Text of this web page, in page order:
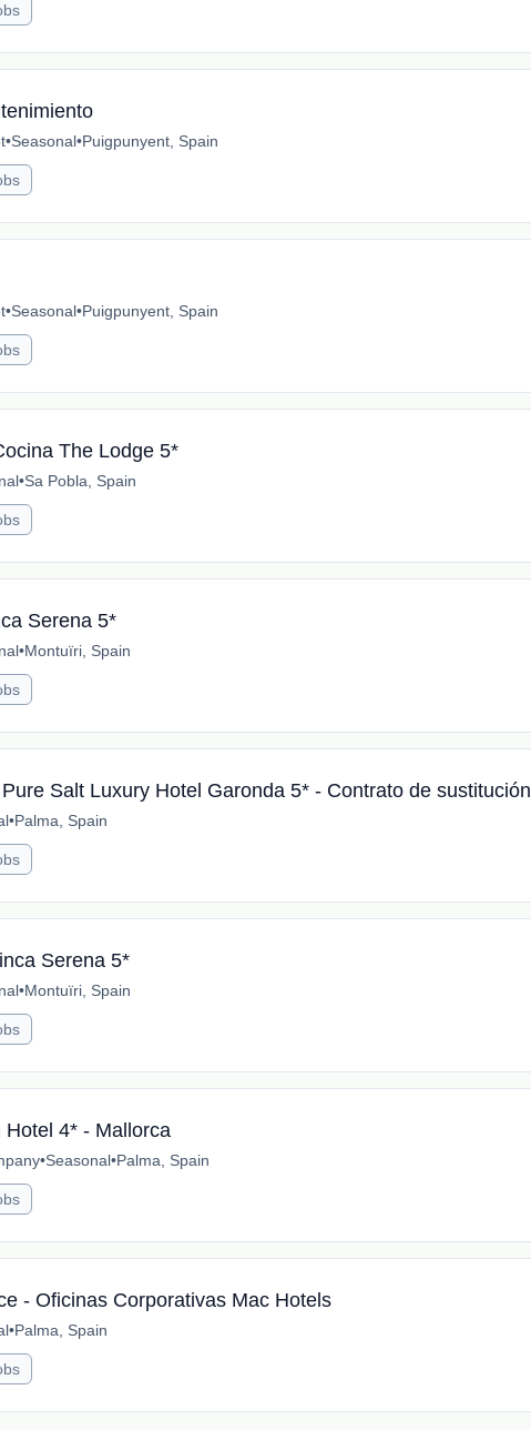
•Seasonal•Puigpunyent, Spain
•Seasonal•Puigpunyent, Spain
The Lodge 5*
•Sa Pobla, Spain
Serena 5*
•Montuïri, Spain
Salt Luxury Hotel Garonda 5* - Contrato de sustitución
•Palma, Spain
Serena 5*
•Montuïri, Spain
Hotel 4* - Mallorca
•Seasonal•Palma, Spain
- Oficinas Corporativas Mac Hotels
•Palma, Spain